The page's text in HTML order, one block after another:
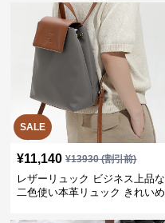
SALE
¥11,140 ¥13930(割引前)
レザーリュック ビジネス上品な
二色使い本革リュック きれいめ